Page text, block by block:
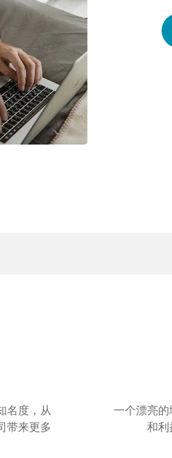
名度，从
带来更多
一个漂亮
和利